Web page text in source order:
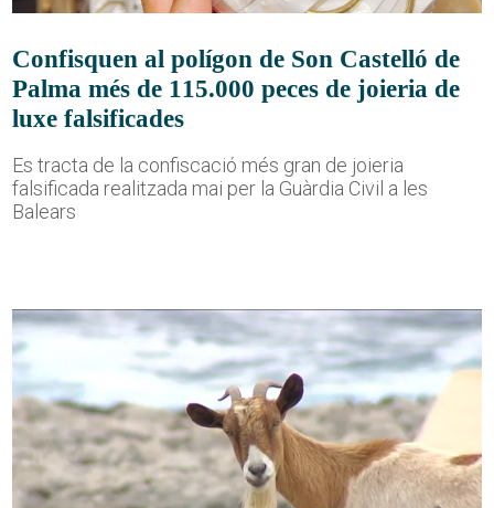
Confisquen al polígon de Son Castelló de
Palma més de 115.000 peces de joieria de
luxe falsificades
Es tracta de la confiscació més gran de joieria
falsificada realitzada mai per la Guàrdia Civil a les
Balears